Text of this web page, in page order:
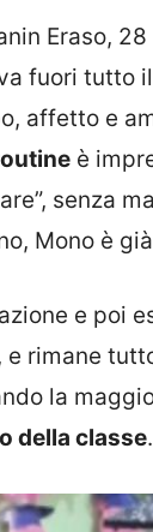
Eraso,
fuori tutto
affetto e
è
senza
Mono è
e poi
rimane
la
della classe.